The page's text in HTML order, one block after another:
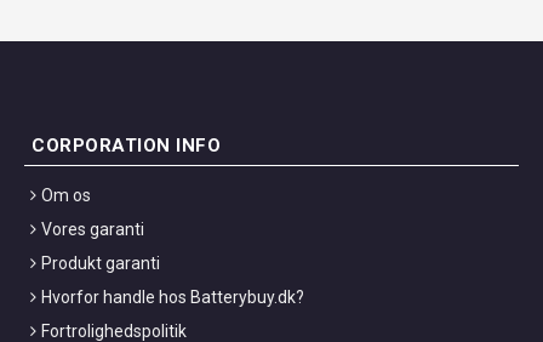
CORPORATION INFO
Om os
Vores garanti
Produkt garanti
Hvorfor handle hos Batterybuy.dk?
Fortrolighedspolitik